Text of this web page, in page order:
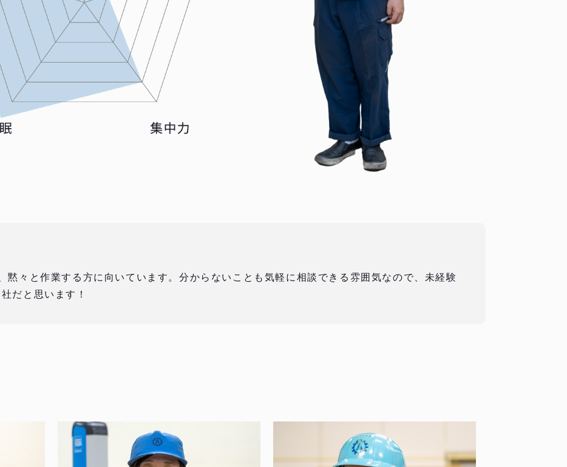
黙々と作業する方に向いています。分からないことも気軽に相談できる雰囲気なので、未経験
だと思います！